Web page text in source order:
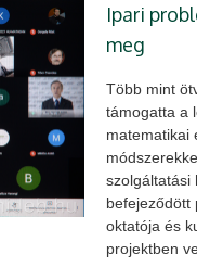
Ipari
meg
Több mint
támogatta a
matematikai
szolgáltatási
befejeződött
oktatója és
projektben